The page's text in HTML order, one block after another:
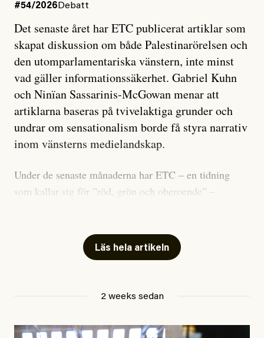
#54/2026 Debatt
Det senaste året har ETC publicerat artiklar som
skapat diskussion om både Palestinarörelsen och
den utomparlamentariska vänstern, inte minst
vad gäller informationssäkerhet. Gabriel Kuhn
och Ninïan Sassarinis-McGowan menar att
artiklarna baseras på tvivelaktiga grunder och
undrar om sensationalism borde få styra narrativ
inom vänsterns medielandskap.
Under de senaste månaderna har ETC – en tidning
som kallar sig för ”röd, grön och oberoende” –
skriver för? Vad betyder det att vara en ”röd, grön och
oberoende” tidning? Och vad är egentligen bra
Läs hela artikeln
2 weeks sedan